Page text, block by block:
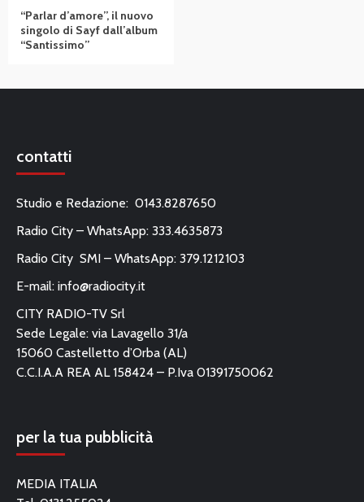
“Parlar d’amore”, il nuovo
singolo di Sayf dall’album
“Santissimo”
contatti
Studio e Redazione: 0143.8287650
Radio City – WhatsApp: 333.4635873
Radio City SMI – WhatsApp: 379.1212103
E-mail: info@radiocity.it
CITY RADIO-TV Srl
Sede Legale: via Lavagello 31/a
15060 Castelletto d’Orba (AL)
C.C.I.A.A REA AL 158424 – P.Iva 01391750062
per la tua pubblicità
MEDIA ITALIA